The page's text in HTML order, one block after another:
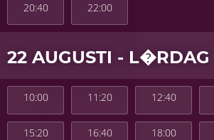
20:40 22:00
22 AUGUSTI - L�RDAG
10:00 11:20 12:40
15:20 16:40 18:00